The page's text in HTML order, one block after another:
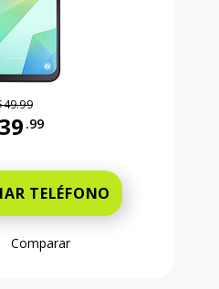
.99
TELÉFONO
Comparar